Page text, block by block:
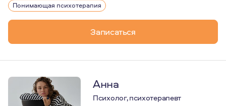
Безопасность и бережность в работе — я это
Я люблю то, что делаю. Я не боюсь глубины и готова
Для своей работы я черпаю вдохновение в
Понимающая психотерапия
Записаться
Анна
Психолог, психотерапевт